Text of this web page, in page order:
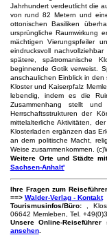
Jahrhundert verdeutlicht die
von rund 82 Metern und
ottonischen Basiliken
ursprüngliche Raumwirkung
mächtigen Vierungspfeiler
eindrucksvoll
spätere, spätromanische
beginnende Gotik verweist.
anschaulichen Einblick in
Kloster und Kaiserpfalz
lebendig, indem es die
Zusammenhang stellt
Herrschaftsstrukturen der
mittelalterliche Aktivitäten,
Klosterladen ergänzen das
an dem politische Macht,
Weise zusammenkommen.
Weitere Orte und Städte
Sachsen-Anhalt'
Ihre Fragen zum
==> Walder-Verlag - Kontakt
Tourismusinfos/Büro:,
06642 Memleben, Tel.
Unsere Online-
ansehen.